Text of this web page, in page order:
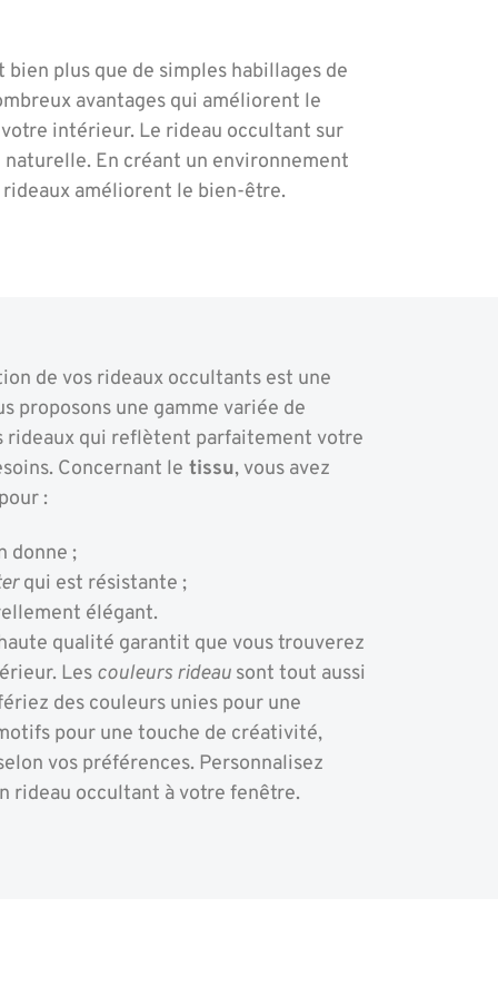
plus que de simples habillages de
avantages qui améliorent le
intérieur. Le rideau occultant sur
En créant un environnement
améliorent le bien-être.
de vos rideaux occultants est une
proposons une gamme variée de
rideaux qui reflètent parfaitement votre
Concernant le tissu, vous avez
:
donne ;
qui est résistante ;
élégant.
qualité garantit que vous trouverez
Les couleurs rideau sont tout aussi
des couleurs unies pour une
pour une touche de créativité,
vos préférences. Personnalisez
rideau occultant à votre fenêtre.